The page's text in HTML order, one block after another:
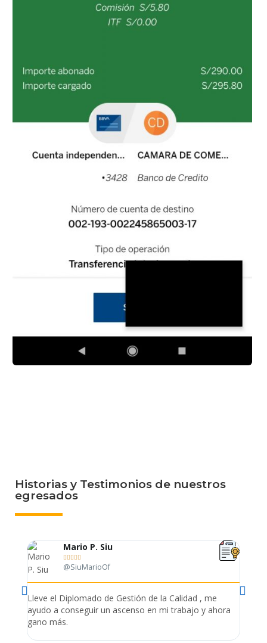
Historias y Testimonios de nuestros
egresados
Mario P. Siu

@SiuMarioOf
Lleve el Diplomado de Gestión de la Calidad , me
ayudo a conseguir un ascenso en mi trabajo y ahora
gano más.